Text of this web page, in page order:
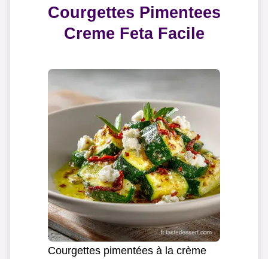
Courgettes Pimentees
Creme Feta Facile
Courgettes pimentées à la crème